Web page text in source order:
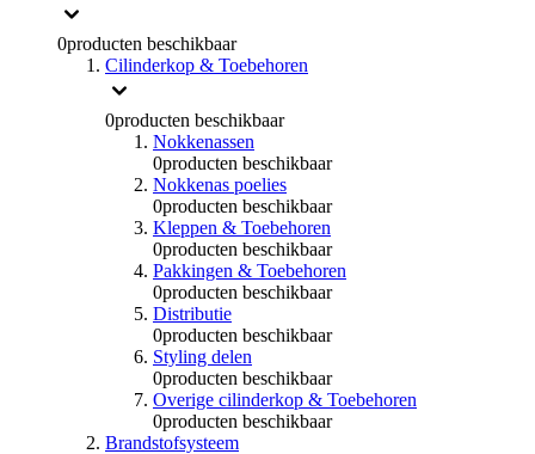
0producten beschikbaar
Cilinderkop & Toebehoren
0producten beschikbaar
Nokkenassen
0producten beschikbaar
Nokkenas poelies
0producten beschikbaar
Kleppen & Toebehoren
0producten beschikbaar
Pakkingen & Toebehoren
0producten beschikbaar
Distributie
0producten beschikbaar
Styling delen
0producten beschikbaar
Overige cilinderkop & Toebehoren
0producten beschikbaar
Brandstofsysteem